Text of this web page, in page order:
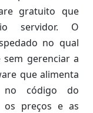
gratuito que
servidor. O
no qual
gerenciar a
que alimenta
no código do
os preços e as